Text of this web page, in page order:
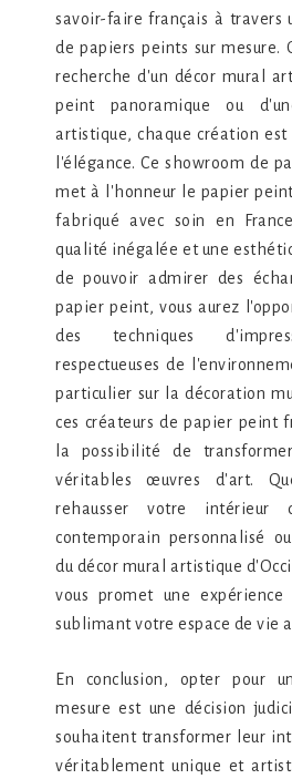
savoir-faire français à travers
de papiers peints sur mesure.
recherche d'un décor mural
peint panoramique ou
artistique, chaque création
l'élégance. Ce showroom de
met à l'honneur le papier
fabriqué avec soin en
qualité inégalée et une
de pouvoir admirer des
papier peint, vous aurez
des techniques
respectueuses de
particulier sur la décoration
ces créateurs de papier peint
la possibilité de
véritables œuvres d'art.
rehausser votre intérieur
contemporain personnalisé
du décor mural artistique
vous promet une expérience
sublimant votre espace de vie
En conclusion, opter pour
mesure est une décision
souhaitent transformer leur
véritablement unique et